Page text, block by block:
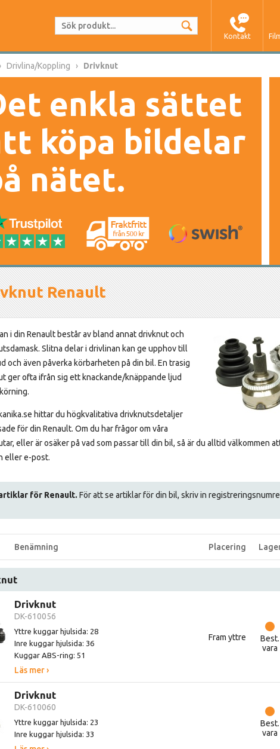
Kontakt
Drivlina/Koppling Drivknut
enkla sättet
köpa bildelar
nätet.
Renault
i din Renault består av bland annat drivknut och
Slitna delar i drivlinan kan ge upphov till
och även påverka körbarheten på din bil. En trasig
ger ofta ifrån sig ett knackande/knäppande ljud
hittar du högkvalitativa drivknutsdetaljer
för din Renault. Om du har frågor om våra
eller är osäker på vad som passar till din bil, så är du alltid välkommen
eller e-post.
för Renault. För att se artiklar för din bil, skriv in
Benämning Placering
Drivknut
DK-610056
Yttre kuggar hjulsida: 28
Inre kuggar hjulsida: 36
Kuggar ABS-ring: 51
Läs mer ›
Fram yttre
Best.
vara
Drivknut
DK-610060
Yttre kuggar hjulsida: 23
Inre kuggar hjulsida: 33
Best.
vara